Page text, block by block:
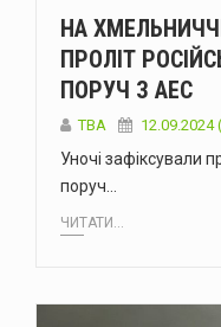
НА
ПРОЛІТ
ПОРУЧ З АЕС
ТВА 12.09.2024
Уночі зафіксували
поруч…
ЧИТАТИ...